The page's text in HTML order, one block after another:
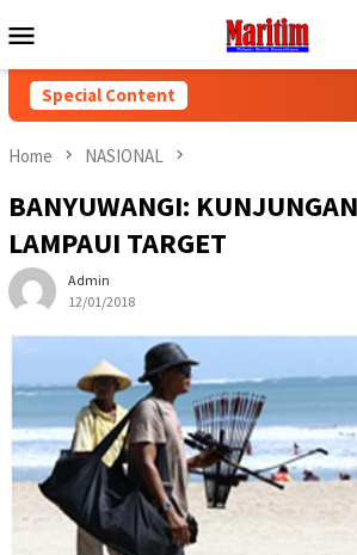
to
Menu
Special Content
Home NASIONAL
BANYUWANGI:
LAMPAUI TARGET
Admin
12/01/2018